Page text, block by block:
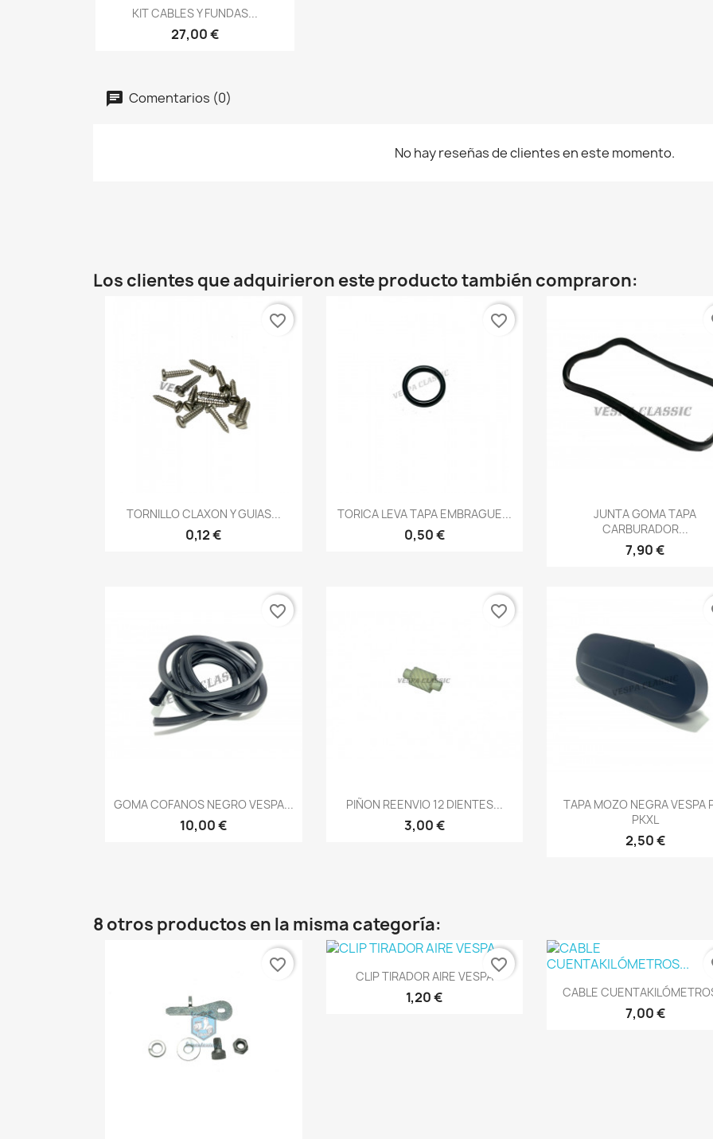
Vista rápida
KIT CABLES Y FUNDAS...
27,00 €
Comentarios (0)
No hay reseñas de clientes en este momento.
Los clientes que adquirieron este producto también compraron:
Vista rápida
TORNILLO CLAXON Y GUIAS...
0,12 €
favorite_border
Vista rápida
TORICA LEVA TAPA EMBRAGUE...
0,50 €
favorite_border
Vista rápida
JUNTA GOMA TAPA
CARBURADOR...
7,90 €
Vista rápida
GOMA COFANOS NEGRO VESPA...
10,00 €
favorite_border
Vista rápida
PIÑON REENVIO 12 DIENTES...
3,00 €
favorite_border
Vista rápida
TAPA MOZO NEGRA VESPA
PKXL
2,50 €
8 otros productos en la misma categoría:
favorite_border Vista rápida
CLIP TIRADOR AIRE VESPA
1,20 €
favorite_border
Vista rápida
CABLE
7,00 €